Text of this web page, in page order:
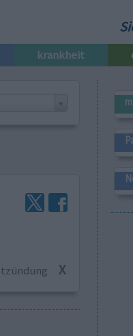
krankheit
X